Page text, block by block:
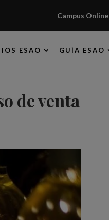
Campus Online
ESAO GUÍA ESAO
de venta